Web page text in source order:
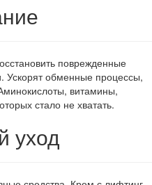
поврежденные
Ускорят обменные процессы,
витамины,
стало не хватать.
уход